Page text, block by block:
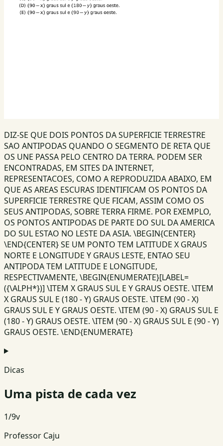
DIZ-SE QUE DOIS PONTOS DA SUPERFICIE TERRESTRE
SAO ANTIPODAS QUANDO O SEGMENTO DE RETA QUE
OS UNE PASSA PELO CENTRO DA TERRA. PODEM SER
ENCONTRADAS, EM SITES DA INTERNET,
REPRESENTACOES, COMO A REPRODUZIDA ABAIXO, EM
QUE AS AREAS ESCURAS IDENTIFICAM OS PONTOS DA
SUPERFICIE TERRESTRE QUE FICAM, ASSIM COMO OS
SEUS ANTIPODAS, SOBRE TERRA FIRME. POR EXEMPLO,
OS PONTOS ANTIPODAS DE PARTE DO SUL DA AMERICA
DO SUL ESTAO NO LESTE DA ASIA. \BEGIN{CENTER}
\END{CENTER} SE UM PONTO TEM LATITUDE X GRAUS
NORTE E LONGITUDE Y GRAUS LESTE, ENTAO SEU
ANTIPODA TEM LATITUDE E LONGITUDE,
RESPECTIVAMENTE, \BEGIN{ENUMERATE}[LABEL=
({\ALPH*})] \ITEM X GRAUS SUL E Y GRAUS OESTE. \ITEM
X GRAUS SUL E (180 - Y) GRAUS OESTE. \ITEM (90 - X)
GRAUS SUL E Y GRAUS OESTE. \ITEM (90 - X) GRAUS SUL E
(180 - Y) GRAUS OESTE. \ITEM (90 - X) GRAUS SUL E (90 - Y)
GRAUS OESTE. \END{ENUMERATE}
Dicas
Uma pista de cada vez
1/9v
Professor Caju